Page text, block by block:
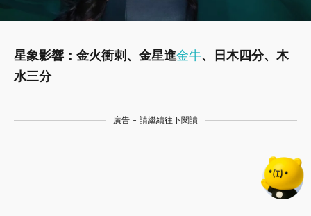
星象影響：金火衝刺、金星進金牛、日木四分、木
水三分
廣告 - 請繼續往下閱讀